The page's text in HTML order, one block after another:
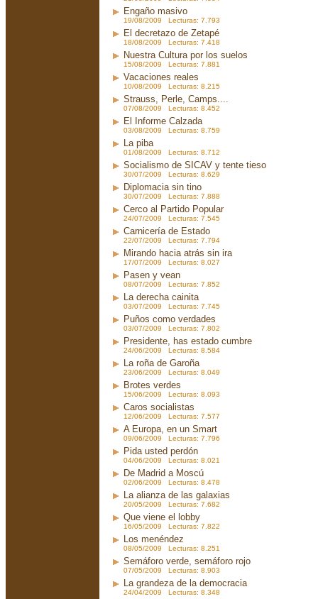
Engaño masivo
19/08/2009 Lecturas: 7.793
El decretazo de Zetapé
18/08/2009 Lecturas: 7.418
Nuestra Cultura por los suelos
15/08/2009 Lecturas: 7.881
Vacaciones reales
10/08/2009 Lecturas: 8.215
Strauss, Perle, Camps....
07/08/2009 Lecturas: 8.452
El Informe Calzada
03/08/2009 Lecturas: 8.759
La piba
01/08/2009 Lecturas: 8.712
Socialismo de SICAV y tente tieso
30/07/2009 Lecturas: 8.629
Diplomacia sin tino
30/07/2009 Lecturas: 7.888
Cerco al Partido Popular
24/07/2009 Lecturas: 7.545
Carnicería de Estado
22/07/2009 Lecturas: 7.794
Mirando hacia atrás sin ira
17/07/2009 Lecturas: 8.027
Pasen y vean
08/07/2009 Lecturas: 7.852
La derecha cainita
03/07/2009 Lecturas: 7.745
Puños como verdades
03/07/2009 Lecturas: 7.802
Presidente, has estado cumbre
24/06/2009 Lecturas: 8.584
La roña de Garoña
23/06/2009 Lecturas: 8.049
Brotes verdes
15/06/2009 Lecturas: 8.093
Caros socialistas
12/06/2009 Lecturas: 7.577
A Europa, en un Smart
09/06/2009 Lecturas: 7.796
Pida usted perdón
04/06/2009 Lecturas: 8.021
De Madrid a Moscú
02/06/2009 Lecturas: 8.478
La alianza de las galaxias
20/05/2009 Lecturas: 7.682
Que viene el lobby
16/05/2009 Lecturas: 7.822
Los menéndez
08/05/2009 Lecturas: 8.251
Semáforo verde, semáforo rojo
07/05/2009 Lecturas: 8.903
La grandeza de la democracia
24/04/2009 Lecturas: 8.348